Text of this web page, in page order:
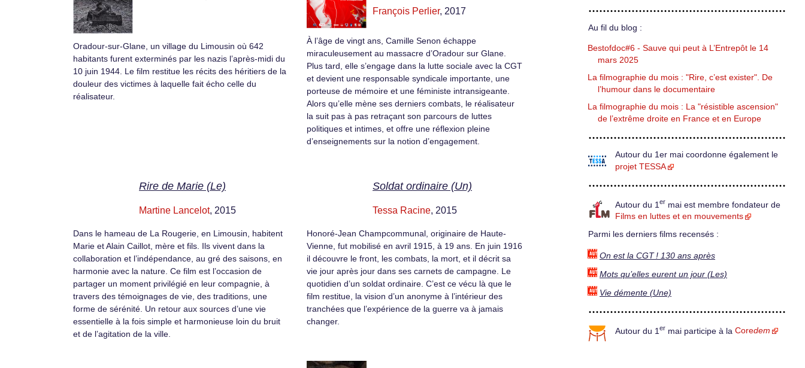
Oradour-sur-Glane, un village du Limousin où 642
habitants furent exterminés par les nazis l’après-midi du
10 juin 1944. Le film restitue les récits des héritiers de la
douleur des victimes à laquelle fait écho celle du
réalisateur.
François Perlier, 2017
À l’âge de vingt ans, Camille Senon échappe
miraculeusement au massacre d’Oradour sur Glane.
Plus tard, elle s’engage dans la lutte sociale avec la CGT
et devient une responsable syndicale importante, une
porteuse de mémoire et une féministe intransigeante.
Alors qu’elle mène ses derniers combats, le réalisateur
la suit pas à pas retraçant son parcours de luttes
politiques et intimes, et offre une réflexion pleine
d’enseignements sur la notion d’engagement.
Rire de Marie (Le)
Martine Lancelot, 2015
Dans le hameau de La Rougerie, en Limousin, habitent
Marie et Alain Caillot, mère et fils. Ils vivent dans la
collaboration et l’indépendance, au gré des saisons, en
harmonie avec la nature. Ce film est l’occasion de
partager un moment privilégié en leur compagnie, à
travers des témoignages de vie, des traditions, une
forme de sérénité. Un retour aux sources d’une vie
essentielle à la fois simple et harmonieuse loin du bruit
et de l’agitation de la ville.
Soldat ordinaire (Un)
Tessa Racine, 2015
Honoré-Jean Champcommunal, originaire de Haute-
Vienne, fut mobilisé en avril 1915, à 19 ans. En juin 1916
il découvre le front, les combats, la mort, et il décrit sa
vie jour après jour dans ses carnets de campagne. Le
quotidien d’un soldat ordinaire. C’est ce vécu là que le
film restitue, la vision d’un anonyme à l’intérieur des
tranchées que l’expérience de la guerre va à jamais
changer.
Au fil du blog :
Bestofdoc#6 - Sauve qui peut à L’Entrepôt le 14
mars 2025
La filmographie du mois : "Rire, c’est exister". De
l’humour dans le documentaire
La filmographie du mois : La "résistible ascension"
de l’extrême droite en France et en Europe
Autour du 1er mai coordonne également le
projet TESSA
Autour du 1 er mai est membre fondateur de
Films en luttes et en mouvements
Parmi les derniers films recensés :
On est la CGT ! 130 ans après
Mots qu’elles eurent un jour (Les)
Vie démente (Une)
Autour du 1 er mai participe à la Coredem